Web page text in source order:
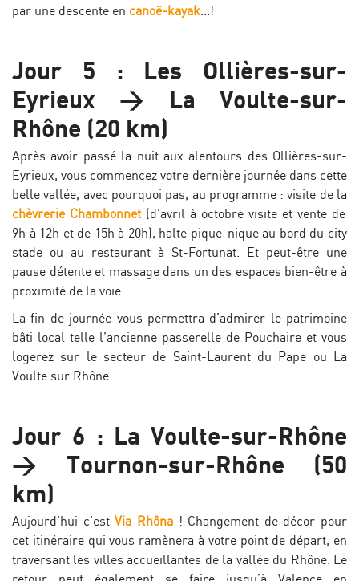
par une descente en canoë-kayak ...!
Jour 5 : Les Ollières-sur-
Eyrieux > La Voulte-sur-
Rhône (20 km)
Après avoir passé la nuit aux alentours des Ollières-sur-
Eyrieux, vous commencez votre dernière journée dans cette
belle vallée, avec pourquoi pas, au programme : visite de la
chèvrerie Chambonnet (d'avril à octobre visite et vente de
9h à 12h et de 15h à 20h), halte pique-nique au bord du city
stade ou au restaurant à St-Fortunat. Et peut-être une
pause détente et massage dans un des espaces bien-être à
proximité de la voie.
La fin de journée vous permettra d’admirer le patrimoine
bâti local telle l’ancienne passerelle de Pouchaire et vous
logerez sur le secteur de Saint-Laurent du Pape ou La
Voulte sur Rhône.
Jour 6 : La Voulte-sur-Rhône
> Tournon-sur-Rhône (50
km)
Aujourd’hui c’est Via Rhôna! Changement de décor pour
cet itinéraire qui vous ramènera à votre point de départ, en
traversant les villes accueillantes de la vallée du Rhône. Le